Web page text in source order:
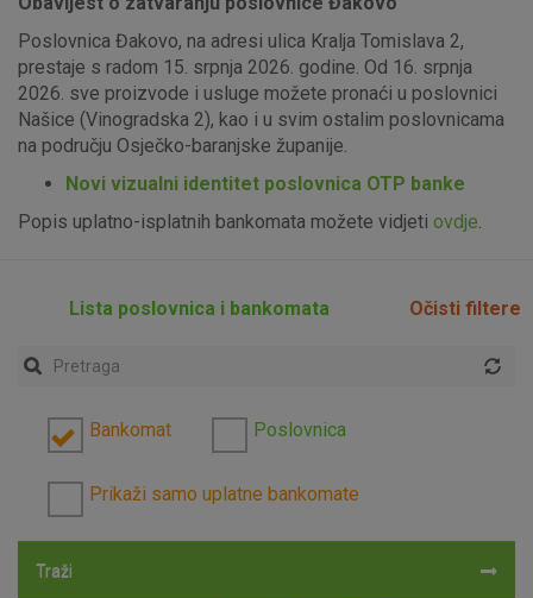
Poslovnica Đakovo, na adresi ulica Kralja Tomislava 2,
prestaje s radom 15. srpnja 2026. godine. Od 16. srpnja
2026. sve proizvode i usluge možete pronaći u poslovnici
Našice (Vinogradska 2), kao i u svim ostalim poslovnicama
na području Osječko-baranjske županije.
Novi vizualni identitet poslovnica OTP banke
Popis uplatno-isplatnih bankomata možete vidjeti ovdje
Lista poslovnica i bankomata Očisti filtere
Bankomat Poslovnica
Traži
Prikaži samo uplatne bankomate